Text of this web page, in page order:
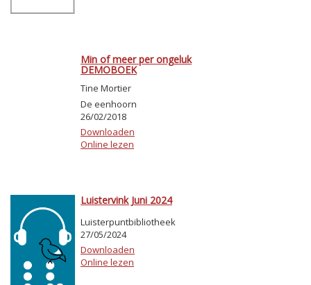
Min of meer per ongeluk
DEMOBOEK
Tine Mortier
De eenhoorn
26/02/2018
Downloaden
Online lezen
Luistervink Juni 2024
Luisterpuntbibliotheek
27/05/2024
Downloaden
Online lezen